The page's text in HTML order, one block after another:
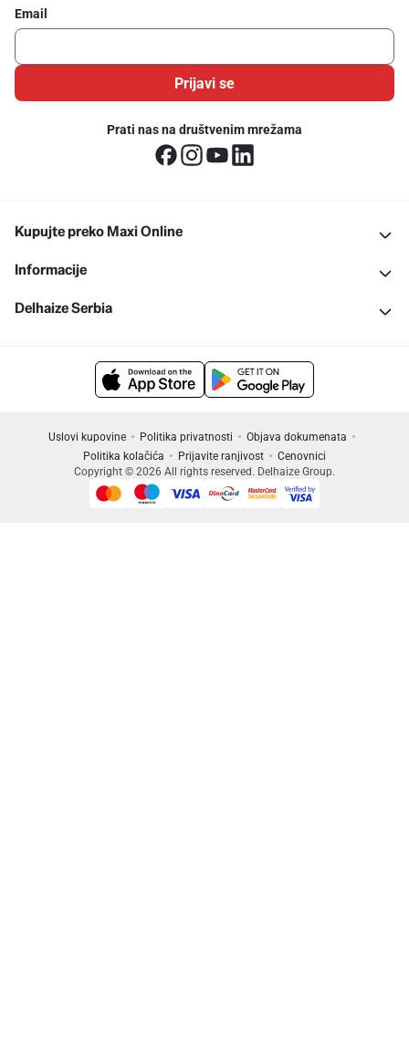
Email
Prijavi se
Prati nas na društvenim mrežama
Kupujte preko Maxi Online
Informacije
Delhaize Serbia
Uslovi kupovine Politika privatnosti
Objava dokumenata
Politika kolačića
Prijavite ranjivost
Cenovnici
Copyright © 2026 All rights reserved. Delhaize Group.